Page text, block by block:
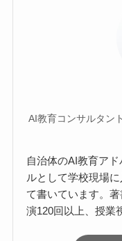
AI教育コンサルタン
自治体のAI教育ア
ルとして学校現場
て書いています。
演120回以上、授業